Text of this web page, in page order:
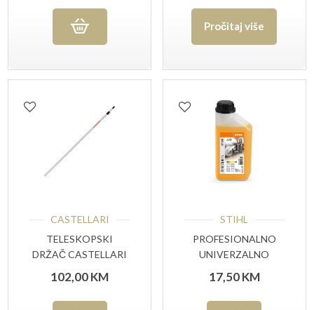
Pročitaj više
CASTELLARI
TELESKOPSKI
DRŽAČ CASTELLARI
102,00KM
STIHL
PROFESIONALNO
UNIVERZALNO
ČIŠĆENJE CP 200 1
LIT
17,50KM